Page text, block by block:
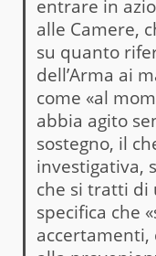
entrare in
alle Camere,
su quanto
dell’Arma ai
come «al
abbia agito
sostegno, il
investigativa,
che si tratti di
specifica che